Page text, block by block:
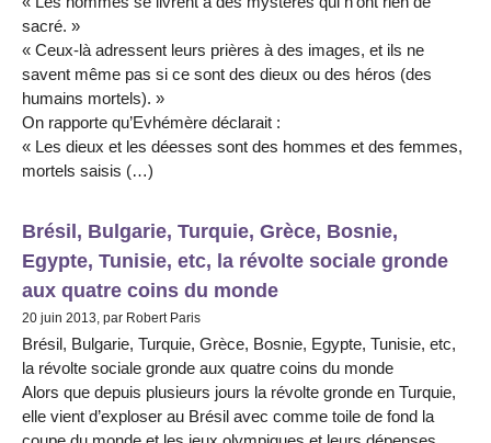
sacré. »
« Ceux-là adressent leurs prières à des images, et ils ne
savent même pas si ce sont des dieux ou des héros (des
humains mortels). »
On rapporte qu’Evhémère déclarait :
« Les dieux et les déesses sont des hommes et des femmes,
mortels saisis (…)
Brésil, Bulgarie, Turquie, Grèce, Bosnie,
Egypte, Tunisie, etc, la révolte sociale gronde
aux quatre coins du monde
20 juin 2013, par Robert Paris
Brésil, Bulgarie, Turquie, Grèce, Bosnie, Egypte, Tunisie, etc,
la révolte sociale gronde aux quatre coins du monde
Alors que depuis plusieurs jours la révolte gronde en Turquie,
elle vient d’exploser au Brésil avec comme toile de fond la